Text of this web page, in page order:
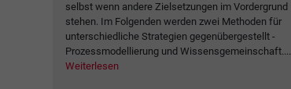
selbst wenn andere Zielsetzungen im Vordergrund
stehen. Im Folgenden werden zwei Methoden für
unterschiedliche Strategien gegenübergestellt -
Prozessmodellierung und Wissensgemeinschaft....
Weiterlesen